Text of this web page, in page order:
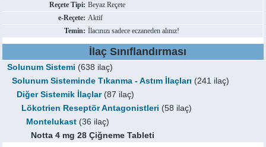
Reçete Tipi: Beyaz Reçete
e-Reçete: Aktif
Temin: İlacınızı sadece eczaneden alınız!
İlaç Sınıflandırması
Solunum Sistemi (638 ilaç)
Solunum Sisteminde Tıkanma - Astım İlaçları (241 ilaç)
Diğer Sistemik İlaçlar(87 ilaç)
Lökotrien Reseptör Antagonistleri (58 ilaç)
Montelukast (36 ilaç)
Notta 4 mg 28 Çiğneme Tableti